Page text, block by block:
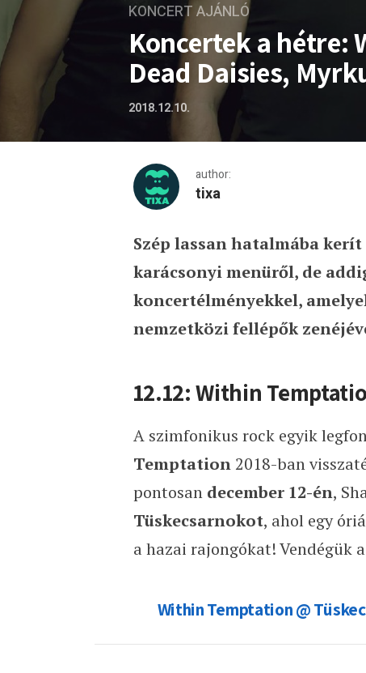
KONCERT AJÁNLÓ
Koncertek a hétre:
Dead Daisies,
2018.12.10.
author:
tixa
Koncertek a hétre: Within
Szép lassan hatalmába
karácsonyi menüről, de
koncertélményekkel,
nemzetközi fellépők
12.12: Within
A szimfonikus rock egyik
Temptation2018-ban
pontosan december 12-én,
Tüskecsarnokot, ahol egy
a hazai rajongókat! Vendégük
Within Temptation @